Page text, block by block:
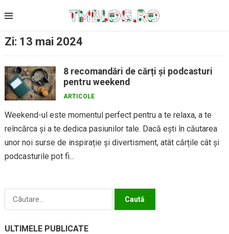
to
Zi: 13 mai 2024
8 recomandări de cărți și podcasturi
pentru weekend
ARTICOLE
Weekend-ul este momentul perfect pentru a te relaxa, a te
reîncărca și a te dedica pasiunilor tale. Dacă ești în căutarea
unor noi surse de inspirație și divertisment, atât cărțile cât și
podcasturile pot fi...
ULTIMELE PUBLICATE